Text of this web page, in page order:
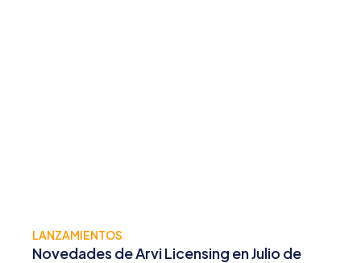
LANZAMIENTOS
Novedades de Arvi Licensing en Julio de